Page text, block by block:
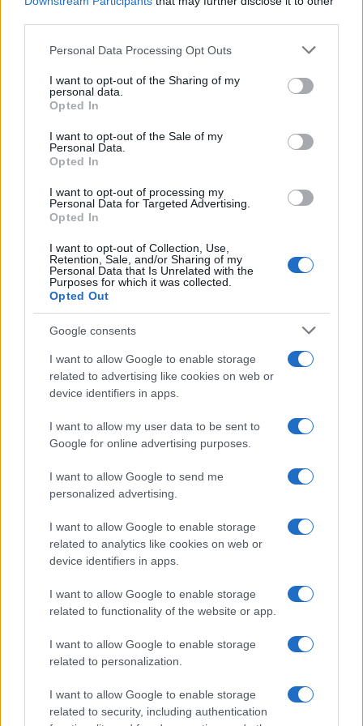
Please note that this website/app uses one or more Google
not limited to your visit or usage behaviour. You may click to
grant or deny consent to Google and its third-party tags to
use your data for below specified purposes in below Google
consent section.
Personal Data Processing Opt Outs
I want to opt-out of the Sharing of my
personal data.
Opted In
I want to opt-out of the Sale of my
Personal Data.
Opted In
I want to opt-out of processing my
Personal Data for Targeted Advertising.
Opted In
I want to opt-out of Collection, Use,
Retention, Sale, and/or Sharing of my
Personal Data that Is Unrelated with the
Purposes for which it was collected.
Opted Out
Google consents
I want to allow Google to enable storage
related to advertising like cookies on web or
device identifiers in apps.
I want to allow my user data to be sent to
Google for online advertising purposes.
I want to allow Google to send me
personalized advertising.
I want to allow Google to enable storage
related to analytics like cookies on web or
device identifiers in apps.
I want to allow Google to enable storage
related to functionality of the website or app.
I want to allow Google to enable storage
related to personalization.
I want to allow Google to enable storage
related to security, including authentication
AUTOR
Consejo editorial
Sigue leyendo
FISCO